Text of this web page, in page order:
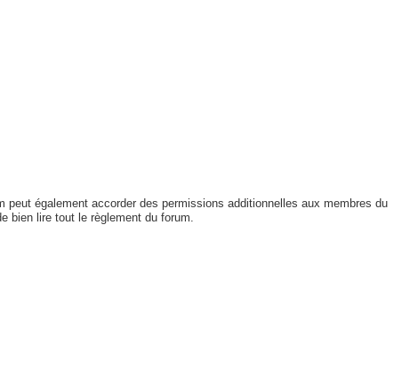
peut également accorder des permissions additionnelles aux membres du
bien lire tout le règlement du forum.